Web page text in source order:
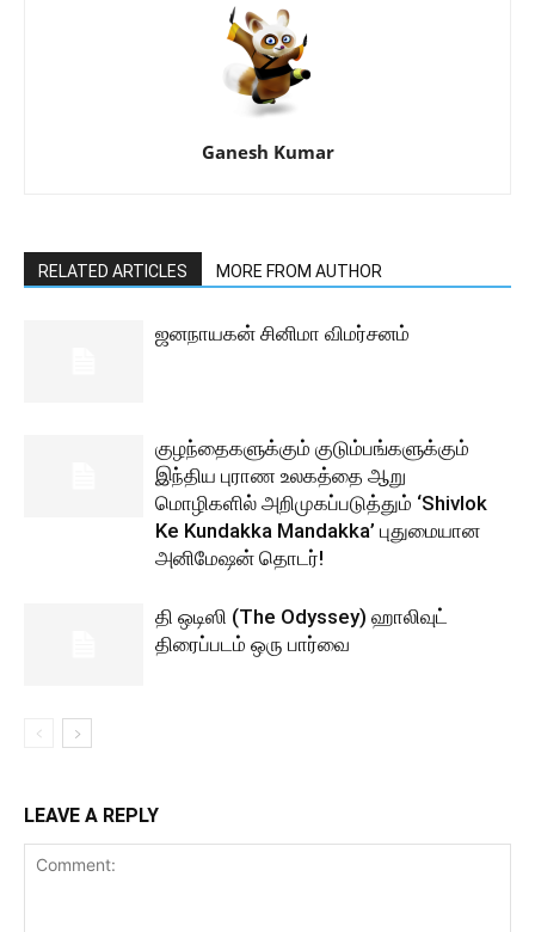
Ganesh Kumar
RELATED ARTICLES MORE FROM AUTHOR
ஜனநாயகன் சினிமா விமர்சனம்
குழந்தைகளுக்கும் குடும்பங்களுக்கும்
இந்திய புராண உலகத்தை ஆறு
மொழிகளில் அறிமுகப்படுத்தும் ‘Shivlok
Ke Kundakka Mandakka’ புதுமையான
அனிமேஷன் தொடர்!
தி ஒடிஸி (The Odyssey) ஹாலிவுட்
திரைப்படம் ஒரு பார்வை
LEAVE A REPLY